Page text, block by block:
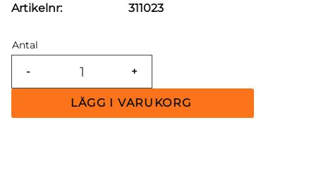
Antal
+
-
Artikelnr 311023